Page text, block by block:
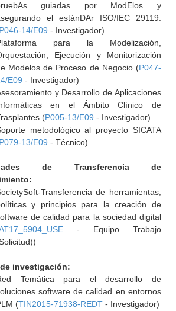
guiadas por ModElos y
el estánDAr ISO/IEC 29119.
14/E09 - Investigador)
para la Modelización,
Ejecución y Monitorización
Modelos de Proceso de Negocio (P047-
E09 - Investigador)
y Desarrollo de Aplicaciones
en el Ámbito Clínico de
(P005-13/E09 - Investigador)
metodológico al proyecto SICATA
13/E09 - Técnico)
de Transferencia de
Transferencia de herramientas,
y principios para la creación de
de calidad para la sociedad digital
- Equipo Trabajo
investigación:
Temática para el desarrollo de
software de calidad en entornos
(TIN2015-71938-REDT- Investigador)